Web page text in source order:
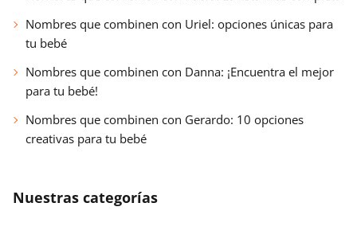
Nombres que combinen con Uriel: opciones únicas para
tu bebé
Nombres que combinen con Danna: ¡Encuentra el mejor
para tu bebé!
Nombres que combinen con Gerardo: 10 opciones
creativas para tu bebé
Nuestras categorías